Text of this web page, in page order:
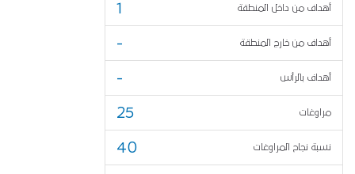
أهداف من داخل المنطقة 1
أهداف من خارج المنطقة -
أهداف بالرأس -
مراوغات 25
نسبة نجاح المراوغات 40